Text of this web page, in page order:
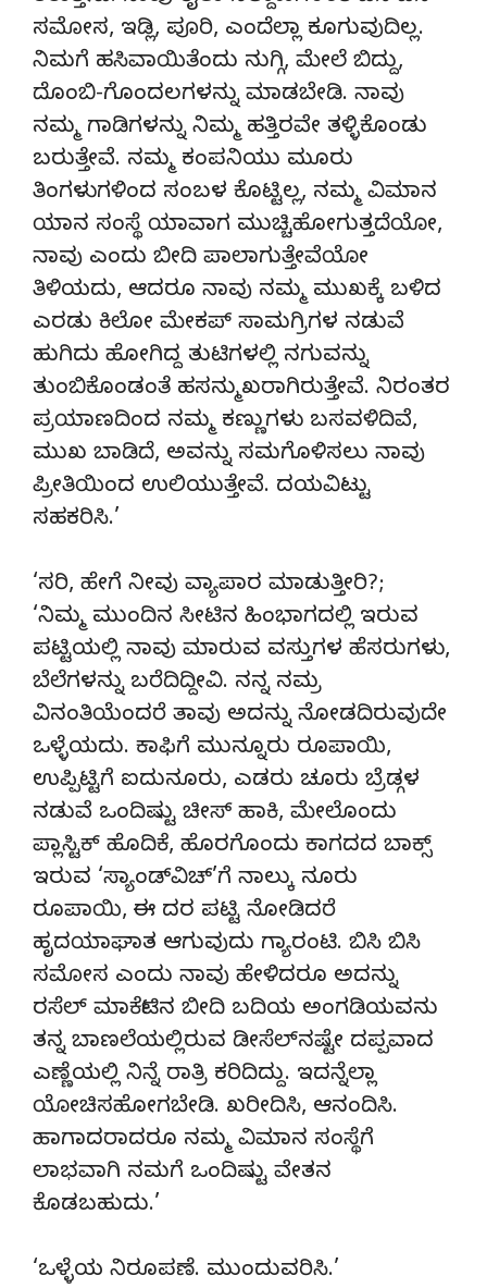
ಸಮೋಸ, ಇಡ್ಲಿ, ಪೂರಿ, ಎಂದೆಲ್ಲಾ ಕೂಗುವುದಿಲ್ಲ.
ನಿಮಗೆ ಹಸಿವಾಯಿತೆಂದು ನುಗ್ಗಿ, ಮೇಲೆ ಬಿದ್ದು,
ದೊಂಬಿ-ಗೊಂದಲಗಳನ್ನು ಮಾಡಬೇಡಿ. ನಾವು
ನಮ್ಮ ಗಾಡಿಗಳನ್ನು ನಿಮ್ಮ ಹತ್ತಿರವೇ ತಳ್ಳಿಕೊಂಡು
ಬರುತ್ತೇವೆ. ನಮ್ಮ ಕಂಪನಿಯು ಮೂರು
ತಿಂಗಳುಗಳಿಂದ ಸಂಬಳ ಕೊಟ್ಟಿಲ್ಲ, ನಮ್ಮ ವಿಮಾನ
ಯಾನ ಸಂಸ್ಥೆ ಯಾವಾಗ ಮುಚ್ಚಿಹೋಗುತ್ತದೆಯೋ,
ನಾವು ಎಂದು ಬೀದಿ ಪಾಲಾಗುತ್ತೇವೆಯೋ
ತಿಳಿಯದು, ಆದರೂ ನಾವು ನಮ್ಮ ಮುಖಕ್ಕೆ ಬಳಿದ
ಎರಡು ಕಿಲೋ ಮೇಕಪ್ ಸಾಮಗ್ರಿಗಳ ನಡುವೆ
ಹುಗಿದು ಹೋಗಿದ್ದ ತುಟಿಗಳಲ್ಲಿ ನಗುವನ್ನು
ತುಂಬಿಕೊಂಡಂತೆ ಹಸನ್ಮುಖರಾಗಿರುತ್ತೇವೆ. ನಿರಂತರ
ಪ್ರಯಾಣದಿಂದ ನಮ್ಮ ಕಣ್ಣುಗಳು ಬಸವಳಿದಿವೆ,
ಮುಖ ಬಾಡಿದೆ, ಅವನ್ನು ಸಮಗೊಳಿಸಲು ನಾವು
ಪ್ರೀತಿಯಿಂದ ಉಲಿಯುತ್ತೇವೆ. ದಯವಿಟ್ಟು
ಸಹಕರಿಸಿ.’
‘ಸರಿ, ಹೇಗೆ ನೀವು ವ್ಯಾಪಾರ ಮಾಡುತ್ತೀರಿ?;
‘ನಿಮ್ಮ ಮುಂದಿನ ಸೀಟಿನ ಹಿಂಭಾಗದಲ್ಲಿ ಇರುವ
ಪಟ್ಟಿಯಲ್ಲಿ ನಾವು ಮಾರುವ ವಸ್ತುಗಳ ಹೆಸರುಗಳು,
ಬೆಲೆಗಳನ್ನು ಬರೆದಿದ್ದೀವಿ. ನನ್ನ ನಮ್ರ
ವಿನಂತಿಯೆಂದರೆ ತಾವು ಅದನ್ನು ನೋಡದಿರುವುದೇ
ಒಳ್ಳೆಯದು. ಕಾಫಿಗೆ ಮುನ್ನೂರು ರೂಪಾಯಿ,
ಉಪ್ಪಿಟ್ಟಿಗೆ ಐದುನೂರು, ಎಡರು ಚೂರು ಬ್ರೆಡ್ಗಳ
ನಡುವೆ ಒಂದಿಷ್ಟು ಚೀಸ್ ಹಾಕಿ, ಮೇಲೊಂದು
ಪ್ಲಾಸ್ಟಿಕ್ ಹೊದಿಕೆ, ಹೊರಗೊಂದು ಕಾಗದದ ಬಾಕ್ಸ್
ಇರುವ ‘ಸ್ಯಾಂಡ್‍ವಿಚ್’ಗೆ ನಾಲ್ಕು ನೂರು
ರೂಪಾಯಿ, ಈ ದರ ಪಟ್ಟಿ ನೋಡಿದರೆ
ಹೃದಯಾಘಾತ ಆಗುವುದು ಗ್ಯಾರಂಟಿ. ಬಿಸಿ ಬಿಸಿ
ಸಮೋಸ ಎಂದು ನಾವು ಹೇಳಿದರೂ ಅದನ್ನು
ರಸೆಲ್ ಮಾರ್ಕೆಟಿನ ಬೀದಿ ಬದಿಯ ಅಂಗಡಿಯವನು
ತನ್ನ ಬಾಣಲೆಯಲ್ಲಿರುವ ಡೀಸೆಲ್‍ನಷ್ಟೇ ದಪ್ಪವಾದ
ಎಣ್ಣೆಯಲ್ಲಿ ನಿನ್ನೆ ರಾತ್ರಿ ಕರಿದಿದ್ದು. ಇದನ್ನೆಲ್ಲಾ
ಯೋಚಿಸಹೋಗಬೇಡಿ. ಖರೀದಿಸಿ, ಆನಂದಿಸಿ.
ಹಾಗಾದರಾದರೂ ನಮ್ಮ ವಿಮಾನ ಸಂಸ್ಥೆಗೆ
ಲಾಭವಾಗಿ ನಮಗೆ ಒಂದಿಷ್ಟು ವೇತನ
ಕೊಡಬಹುದು.’
‘ಒಳ್ಳೆಯ ನಿರೂಪಣೆ. ಮುಂದುವರಿಸಿ.’